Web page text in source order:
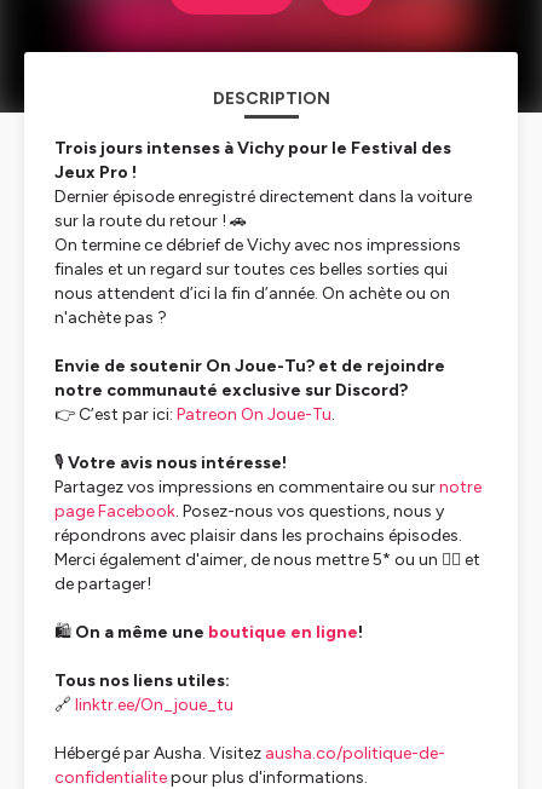
DESCRIPTION
Trois jours intenses à Vichy pour le Festival des
Jeux Pro !
Dernier épisode enregistré directement dans la voiture
sur la route du retour ! 🚗
On termine ce débrief de Vichy avec nos impressions
finales et un regard sur toutes ces belles sorties qui
nous attendent d’ici la fin d’année. On achète ou on
n'achète pas ?
Envie de soutenir On Joue-Tu? et de rejoindre
notre communauté exclusive sur Discord?
👉 C’est par ici: Patreon On Joue-Tu.
🎙️Votre avis nous intéresse!
Partagez vos impressions en commentaire ou surnotre
page Facebook. Posez-nous vos questions, nous y
répondrons avec plaisir dans les prochains épisodes.
Merci également d'aimer, de nous mettre 5* ou un 👍🏻 et
de partager!
🛍️ On a même une boutique en ligne!
Tous nos liens utiles:
🔗linktr.ee/On_joue_tu
Hébergé par Ausha. Visitez ausha.co/politique-de-
confidentialitepour plus d'informations.